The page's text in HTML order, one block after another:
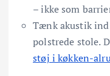
– ikke som
Tænk akustik
polstrede stole.
støj i køkken-